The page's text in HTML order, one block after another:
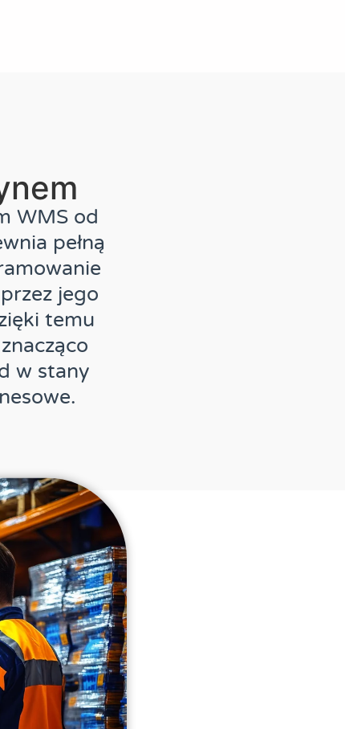
WMS od
pełną
jego
temu
w stany